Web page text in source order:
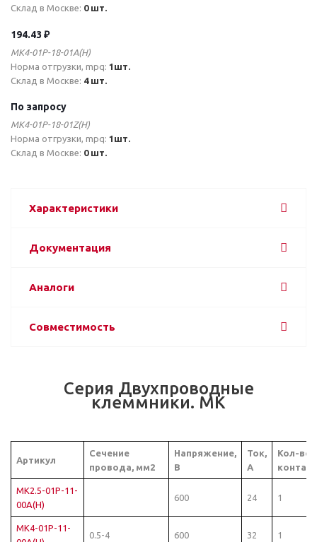
Склад в Москве: 0 шт.
194.43 ₽
MK4-01P-18-01A(H)
Норма отгрузки, mpq: 1шт.
Склад в Москве: 4 шт.
По запросу
MK4-01P-18-01Z(H)
Норма отгрузки, mpq: 1шт.
Склад в Москве: 0 шт.
Характеристики
Документация
Аналоги
Совместимость
Серия Двухпроводные
клеммники. MK
Артикул
Сечение
провода, мм2
Напряжение,
В
Ток,
А
Кол-во
MK2.5-01P-11-
00A(H)
600 24 1
MK4-01P-11-
0.5-4 600 32 1